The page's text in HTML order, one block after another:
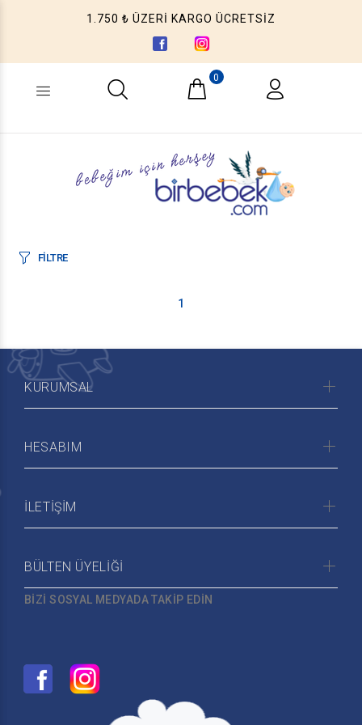
1.750 ₺ ÜZERİ KARGO ÜCRETSİZ
Ne aramıştınız? (Ürün, Kategori ...)
0
FİLTRE
1
KURUMSAL
HESABIM
İLETİŞİM
BÜLTEN ÜYELİĞİ
BİZİ SOSYAL MEDYADA TAKİP EDİN